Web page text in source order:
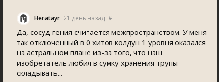
Henatayr 21 день назад #
Да, сосуд гения считается межпространством. У меня
так отключенный в 0 хитов колдун 1 уровня оказался
на астральном плане из-за того, что наш
изобретатель любил в сумку хранения трупы
складывать...